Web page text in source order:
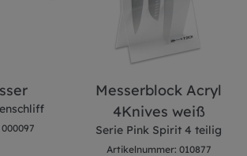
Messerblock Acryl
4Knives weiß
Serie Pink Spirit 4 teilig
Artikelnummer: 010877